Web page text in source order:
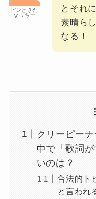
ピンときた
なっちー
とそれ
素晴ら
なる！
クリーピー
中で「歌詞
いのは？
合法的ト
と言われ